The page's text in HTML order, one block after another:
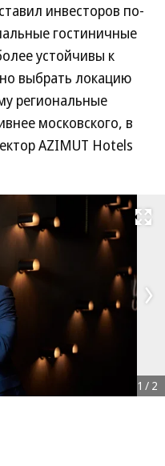
инвесторов по-
гостиничные
устойчивы к
выбрать локацию
региональные
московского, в
AZIMUT Hotels
Развернуть
1 / 2